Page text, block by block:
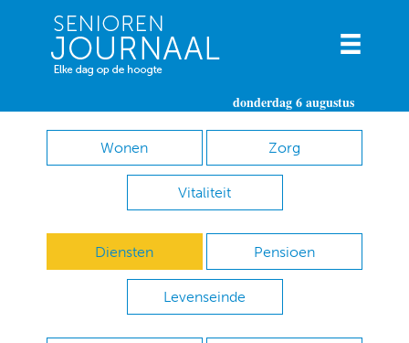
donderdag 6 augustus
Wonen Zorg
Vitaliteit
Diensten Pensioen
Levenseinde